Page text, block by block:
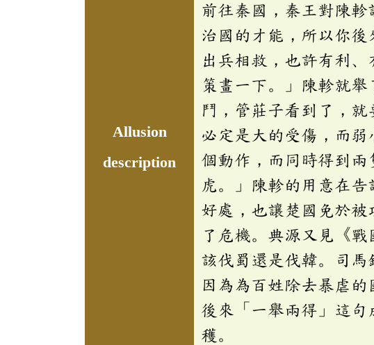
Allusion
description
前往秦國，秦王對陳
治國的才能，所以你
出兵相救，也許有利
策畫一下。」陳軫就
鬥，管莊子看到了，
必定是大的受傷，而
個動作，而同時得到
虎。」陳軫的用意在
好處，也讓楚國免於
了危機。典源又見《
該伐蜀還是伐韓。司
因為為百姓除去暴虐的
後來「一舉兩得」這
穫。